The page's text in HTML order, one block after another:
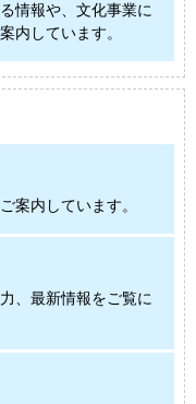
情報や、文化事業に
内しています。
案内しています。
、最新情報をご覧に